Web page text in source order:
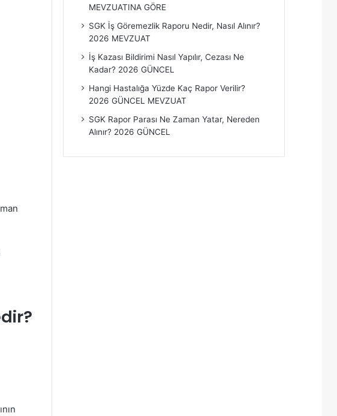
MEVZUATINA GÖRE
SGK İş Göremezlik Raporu Nedir, Nasıl Alınır?
2026 MEVZUAT
İş Kazası Bildirimi Nasıl Yapılır, Cezası Ne
Kadar? 2026 GÜNCEL
Hangi Hastalığa Yüzde Kaç Rapor Verilir?
2026 GÜNCEL MEVZUAT
SGK Rapor Parası Ne Zaman Yatar, Nereden
Alınır? 2026 GÜNCEL